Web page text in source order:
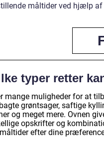
måltider ved hjælp af
typer retter
mange muligheder for at
grøntsager, saftige
og meget mere. Ovnen
opskrifter og
efter dine